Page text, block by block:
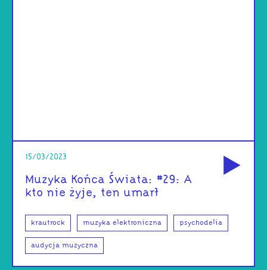
15/03/2023
Muzyka Końca Świata: #29: A
kto nie żyje, ten umarł
krautrock muzyka elektroniczna psychodelia
audycja muzyczna